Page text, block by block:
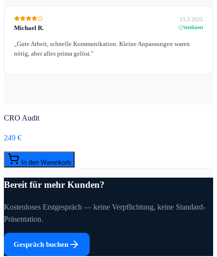
Michael R.
15.3.2025
Verifiziert
„Gute Arbeit, schnelle Kommunikation. Kleine Anpassungen waren
nötig, aber alles prima gelöst."
CRO Audit
249 €
In den Warenkorb
Bereit für mehr Kunden?
Kostenloses Erstgespräch — keine Verpflichtung, keine Standard-
Präsentation.
Gespräch buchen